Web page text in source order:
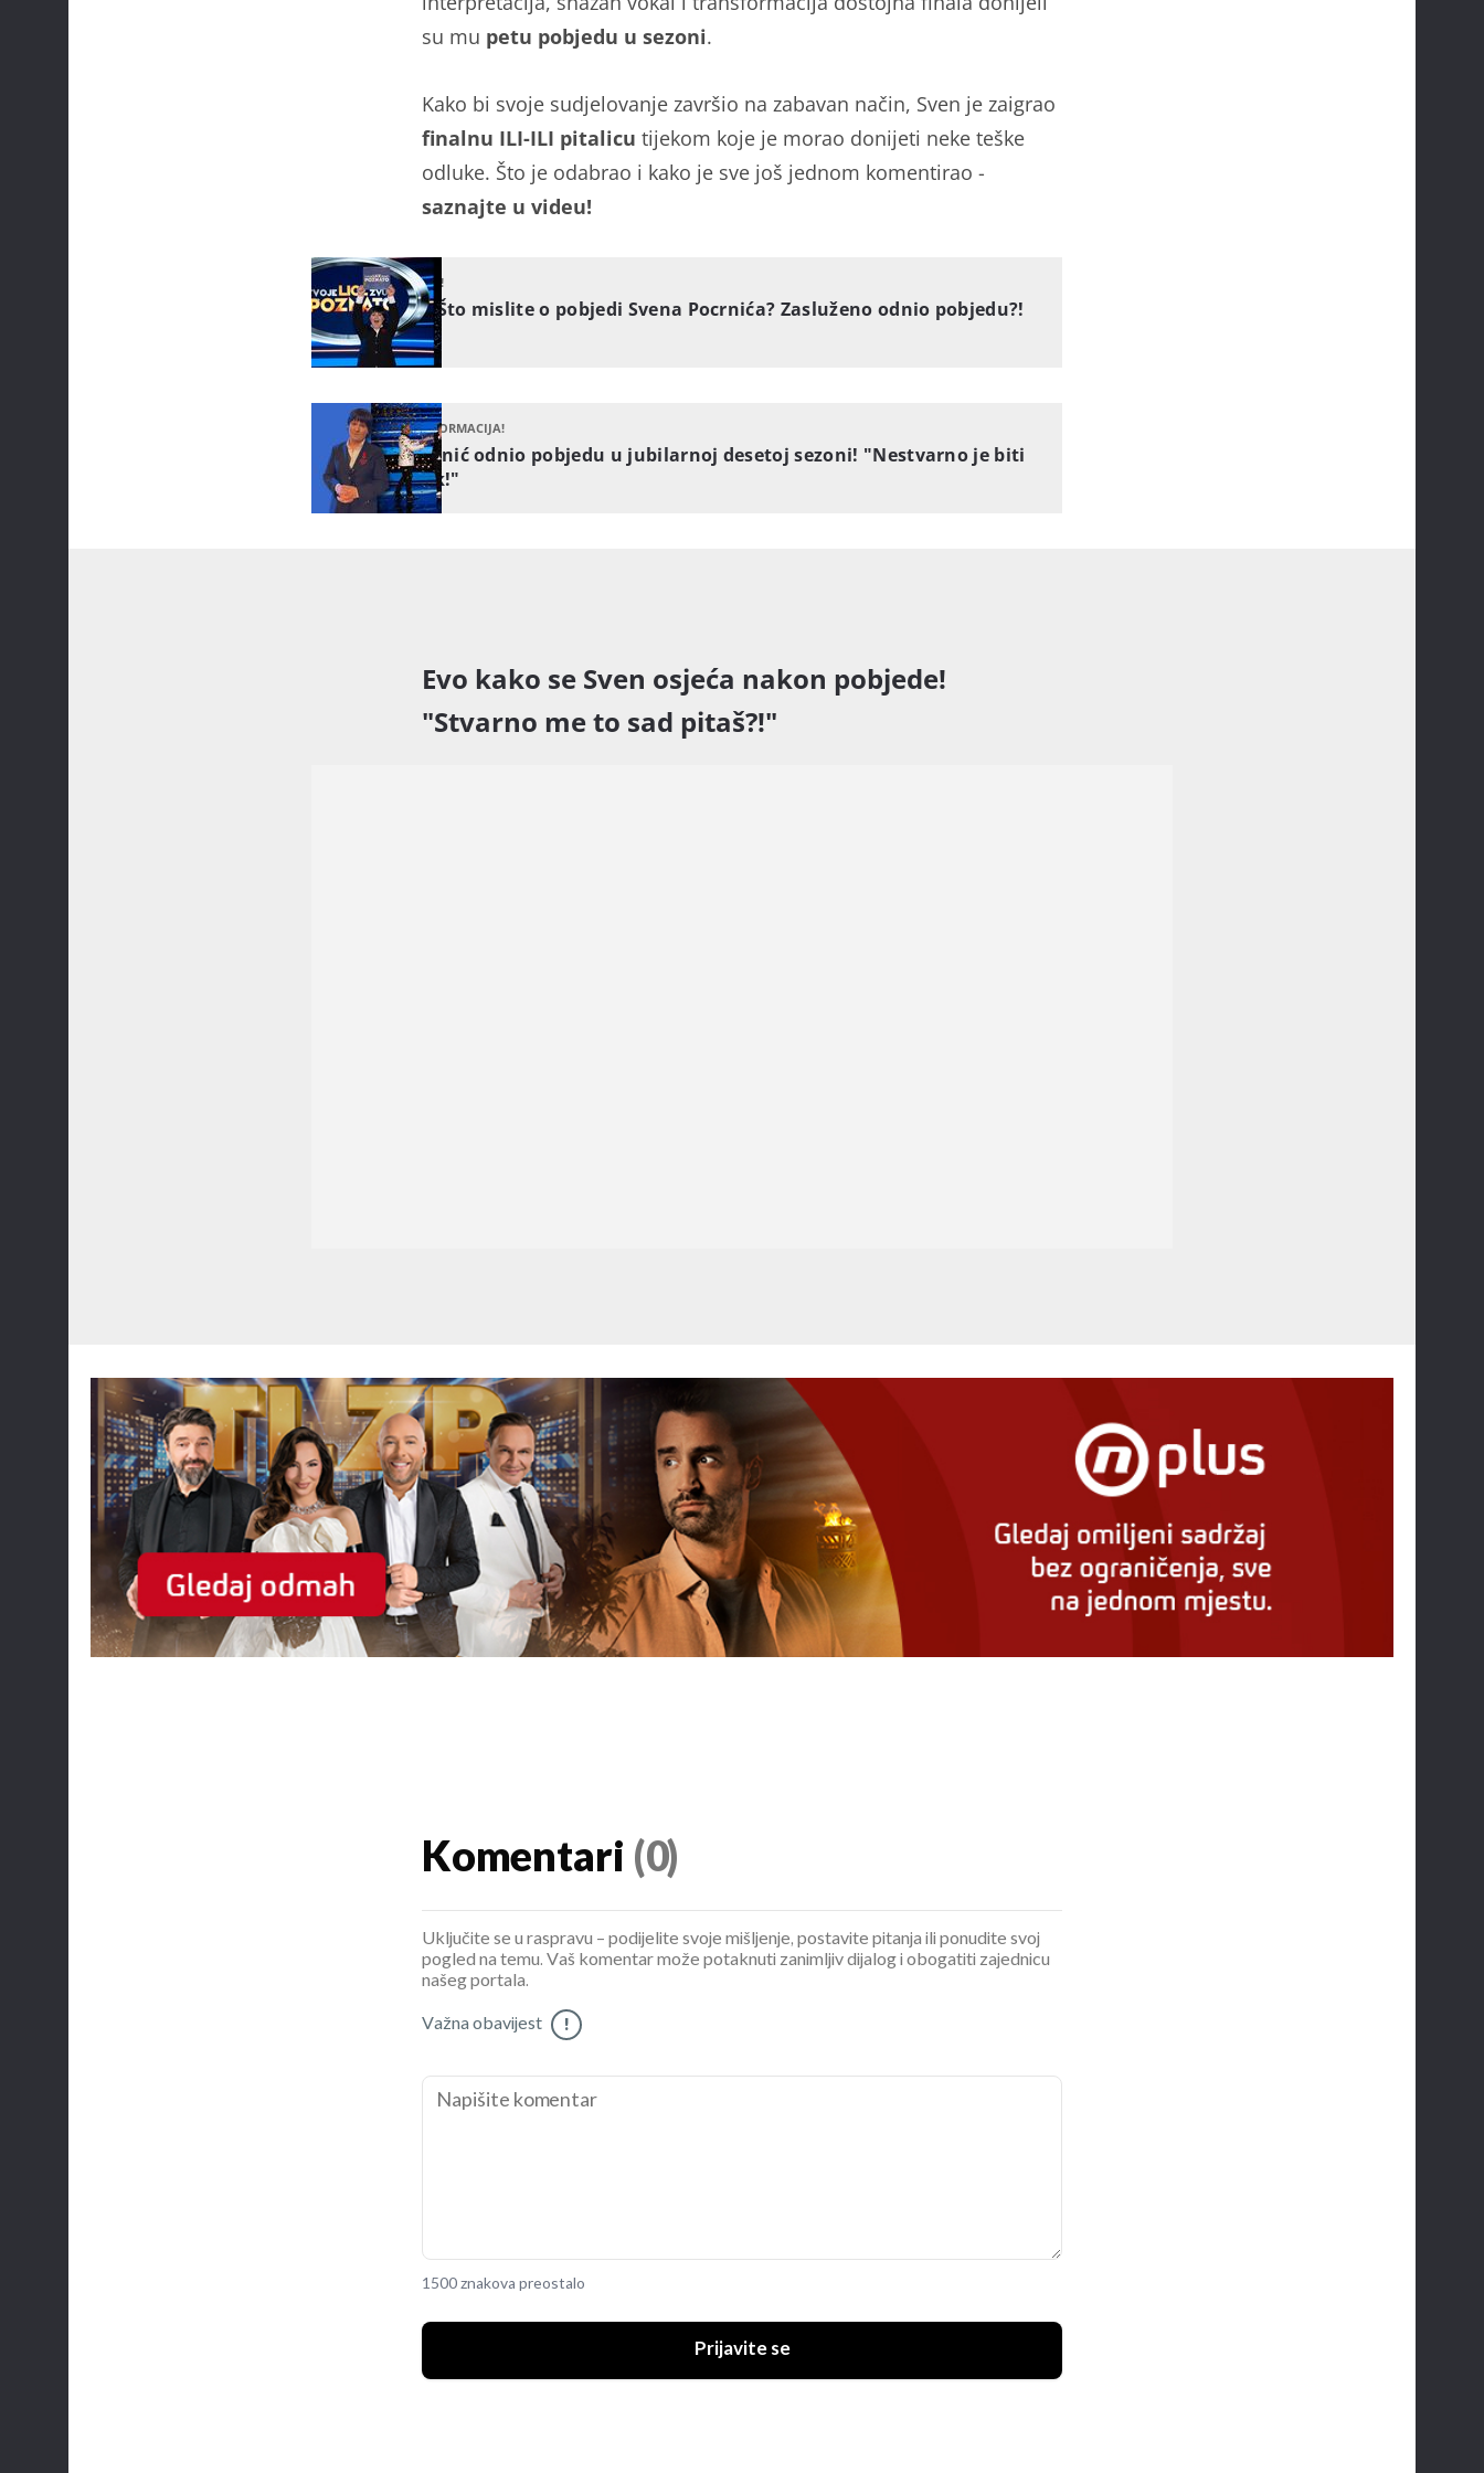
su mu petu pobjedu u sezoni.
Kako bi svoje sudjelovanje završio na zabavan način, Sven je zaigrao
finalnu ILI-ILI pitalicu tijekom koje je morao donijeti neke teške
odluke. Što je odabrao i kako je sve još jednom komentirao -
saznajte u videu!
OTKRIJTE NAM!
ANKETA: Što mislite o pobjedi Svena Pocrnića? Zasluženo odnio pobjedu?!
KRALJ TRANSFORMACIJA!
Sven Pocrnić odnio pobjedu u jubilarnoj desetoj sezoni! "Nestvarno je biti
pobjednik!"
Evo kako se Sven osjeća nakon pobjede!
"Stvarno me to sad pitaš?!"
Komentari (0)
Uključite se u raspravu – podijelite svoje mišljenje, postavite pitanja ili ponudite svoj
pogled na temu. Vaš komentar može potaknuti zanimljiv dijalog i obogatiti zajednicu
našeg portala.
Važna obavijest !
1500 znakova preostalo
Prijavite se